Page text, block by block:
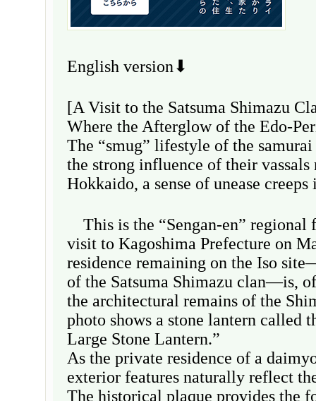
English version⬇
[A Visit to the Satsuma Shimazu
Where the Afterglow of the Edo-
The “smug” lifestyle of the
the strong influence of their vassals
Hokkaido, a sense of unease
This is the “Sengan-en” regional
visit to Kagoshima Prefecture on
residence remaining on the Iso
of the Satsuma Shimazu clan—is,
the architectural remains of the
photo shows a stone lantern called
Large Stone Lantern.”
As the private residence of a
exterior features naturally reflect
The historical plaque provides the